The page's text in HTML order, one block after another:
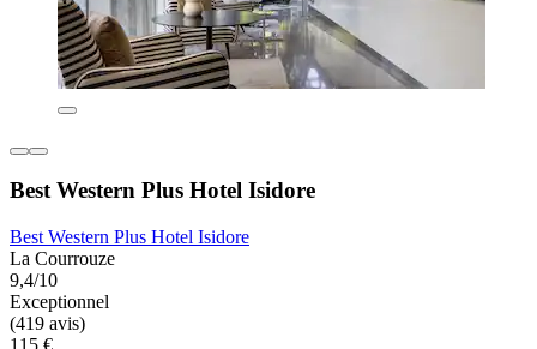
Best Western Plus Hotel Isidore
Best Western Plus Hotel Isidore
La Courrouze
9,4/10
Exceptionnel
(419 avis)
115 €